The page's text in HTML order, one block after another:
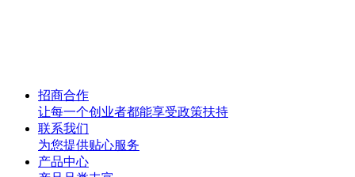
招商合作
让每一个创业者都能享受政策扶持
联系我们
为您提供贴心服务
产品中心